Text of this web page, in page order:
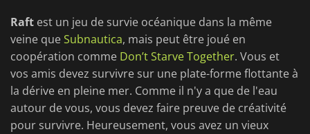
Raft est un jeu de survie océanique dans la même
veine queSubnautica, mais peut être joué en
coopération comme Don’t Starve Together. Vous et
vos amis devez survivre sur une plate-forme flottante à
la dérive en pleine mer. Comme il n'y a que de l'eau
autour de vous, vous devez faire preuve de créativité
pour survivre. Heureusement, vous avez un vieux